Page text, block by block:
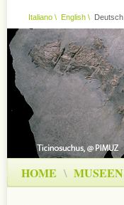
Italiano \ English \ Deutsch
HOME \ MUSEEN